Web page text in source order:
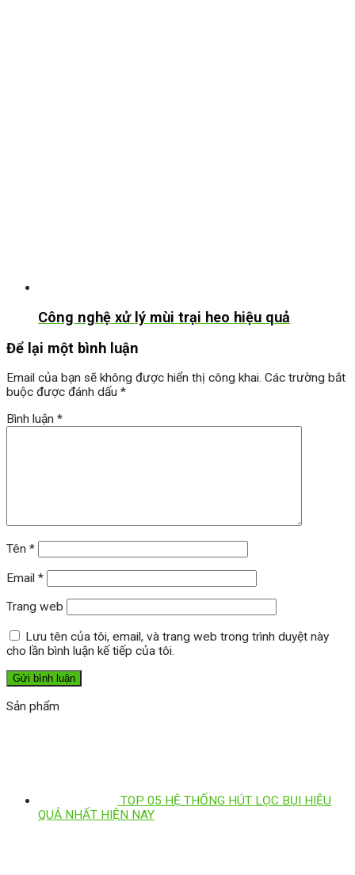
Công nghệ xử lý mùi trại heo hiệu quả
Để lại một bình luận
Email của bạn sẽ không được hiển thị công khai. Các trường bắt
buộc được đánh dấu *
Bình luận *
Tên *
Email *
Trang web
Lưu tên của tôi, email, và trang web trong trình duyệt này
cho lần bình luận kế tiếp của tôi.
Sản phẩm
TOP 05 HỆ THỐNG HÚT LỌC BỤI HIỆU
QUẢ NHẤT HIỆN NAY